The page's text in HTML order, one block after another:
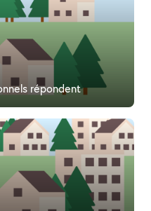
répondent